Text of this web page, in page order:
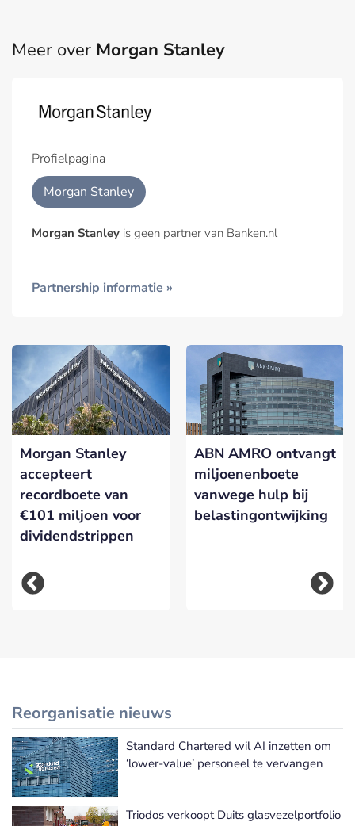
Meer over Morgan Stanley
Profielpagina
Morgan Stanley
Morgan Stanley is geen partner van Banken.nl
Partnership informatie »
Morgan Stanley
accepteert
recordboete van
€101 miljoen voor
dividendstrippen
ABN AMRO ontvangt
miljoenenboete
vanwege hulp bij
belastingontwijking
Reorganisatie nieuws
Meer Reorganisatie nieuws
Standard Chartered wil AI inzetten om
‘lower-value’ personeel te vervangen
Triodos verkoopt Duits glasvezelportfolio